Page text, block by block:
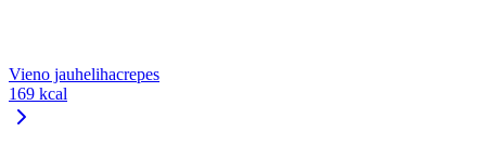
Vieno jauhelihacrepes
169 kcal